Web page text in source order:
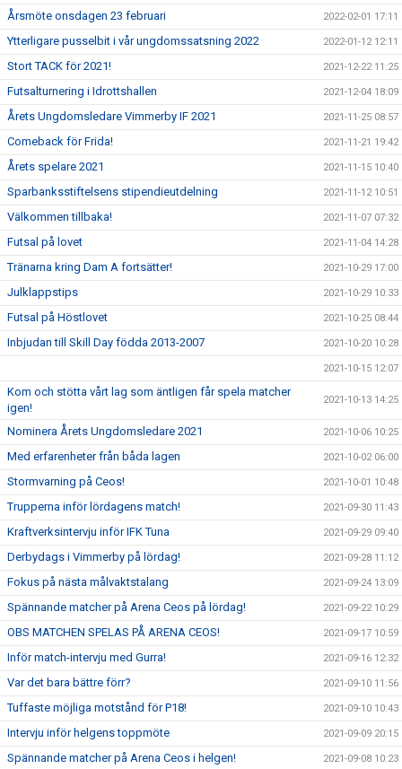
Årsmöte onsdagen 23 februari 2022-02-01 17:11
Ytterligare pusselbit i vår ungdomssatsning 2022 2022-01-12 12:11
Stort TACK för 2021! 2021-12-22 11:25
Futsalturnering i Idrottshallen 2021-12-04 18:09
Årets Ungdomsledare Vimmerby IF 2021 2021-11-25 08:57
Comeback för Frida! 2021-11-21 19:42
Årets spelare 2021 2021-11-15 10:40
Sparbanksstiftelsens stipendieutdelning 2021-11-12 10:51
Välkommen tillbaka! 2021-11-07 07:32
Futsal på lovet 2021-11-04 14:28
Tränarna kring Dam A fortsätter! 2021-10-29 17:00
Julklappstips 2021-10-29 10:33
Futsal på Höstlovet 2021-10-25 08:44
Inbjudan till Skill Day födda 2013-2007 2021-10-20 10:28
2021-10-15 12:07
Kom och stötta vårt lag som äntligen får spela matcher
igen!
2021-10-13 14:25
Nominera Årets Ungdomsledare 2021 2021-10-06 10:25
Med erfarenheter från båda lagen 2021-10-02 06:00
Stormvarning på Ceos! 2021-10-01 10:48
Trupperna inför lördagens match! 2021-09-30 11:43
Kraftverksintervju inför IFK Tuna 2021-09-29 09:40
Derbydags i Vimmerby på lördag! 2021-09-28 11:12
Fokus på nästa målvaktstalang 2021-09-24 13:09
Spännande matcher på Arena Ceos på lördag! 2021-09-22 10:29
OBS MATCHEN SPELAS PÅ ARENA CEOS! 2021-09-17 10:59
Inför match-intervju med Gurra! 2021-09-16 12:32
Var det bara bättre förr? 2021-09-10 11:56
Tuffaste möjliga motstånd för P18! 2021-09-10 10:43
Intervju inför helgens toppmöte 2021-09-09 20:15
Spännande matcher på Arena Ceos i helgen! 2021-09-08 10:23